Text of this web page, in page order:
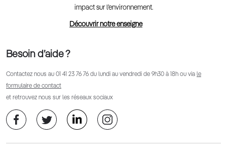
impact sur l’environnement.
Découvrir notre enseigne
Besoin d’aide ?
Contactez nous au 01 41 23 76 76 du lundi au vendredi de 9h30 à 18h ou via le
formulaire de contact
et retrouvez nous sur les réseaux sociaux